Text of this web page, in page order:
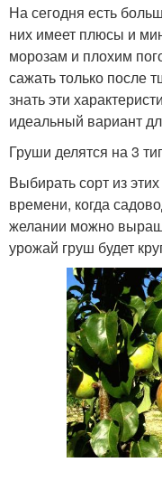
На сегодня есть
них имеет плюсы и
морозам и плохим
сажать только после
знать эти
идеальный вариант
Груши делятся на 3
Выбирать сорт из
времени, когда
желании можно
урожай груш будет